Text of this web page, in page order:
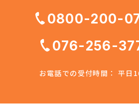
0800-200-
076-256-
お電話での受付時間： 平日